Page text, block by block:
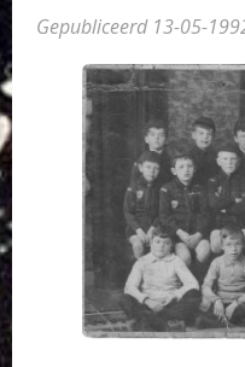
Gepubliceerd 13-05-